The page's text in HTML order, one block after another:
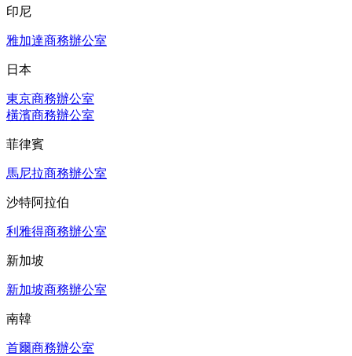
印尼
雅加達商務辦公室
日本
東京商務辦公室
橫濱商務辦公室
菲律賓
馬尼拉商務辦公室
沙特阿拉伯
利雅得商務辦公室
新加坡
新加坡商務辦公室
南韓
首爾商務辦公室